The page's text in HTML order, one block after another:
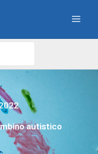
autistico